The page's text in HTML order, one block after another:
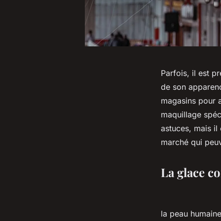
Parfois, il est
de son
magasins pour
maquillage
astuces, mais
marché qui
La glace
la peau